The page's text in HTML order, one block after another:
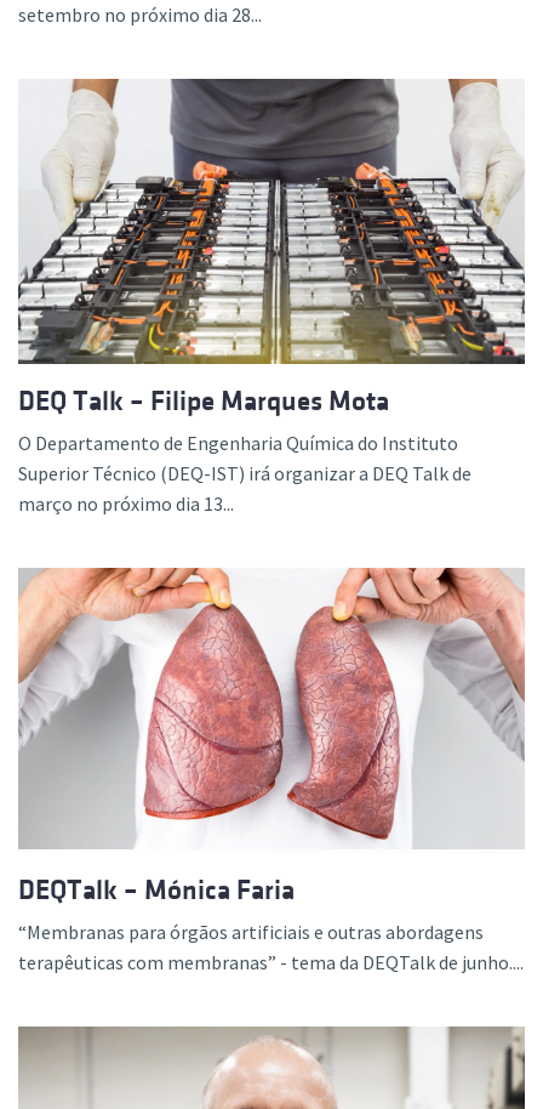
setembro no próximo dia 28...
DEQ Talk – Filipe Marques Mota
O Departamento de Engenharia Química do Instituto
Superior Técnico (DEQ-IST) irá organizar a DEQ Talk de
março no próximo dia 13...
DEQTalk – Mónica Faria
“Membranas para órgãos artificiais e outras abordagens
terapêuticas com membranas” - tema da DEQTalk de junho....